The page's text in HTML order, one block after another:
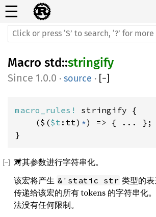
☰
Macro std::stringify
1.0.0 · source · [−]
macro_rules! stringify {
    ($(
$t :tt) *) => { ... };
}
对其参数进行字符串化。
该宏将产生 &'static str 类型的
传递给该宏的所有 tokens 的字符串化
法没有任何限制。